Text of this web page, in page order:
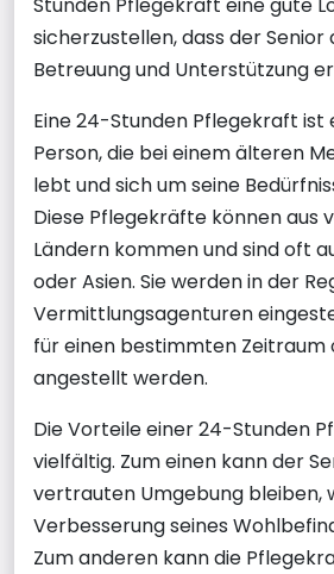
Stunden Pflegekraft eine gute
sicherzustellen, dass der
Betreuung und Unterstützung
Eine 24-Stunden Pflegekraft ist
Person, die bei einem älteren
lebt und sich um seine
Diese Pflegekräfte können aus
Ländern kommen und sind oft
oder Asien. Sie werden in der
Vermittlungsagenturen
für einen bestimmten Zeitraum
angestellt werden.
Die Vorteile einer 24-Stunden
vielfältig. Zum einen kann der
vertrauten Umgebung bleiben,
Verbesserung seines
Zum anderen kann die